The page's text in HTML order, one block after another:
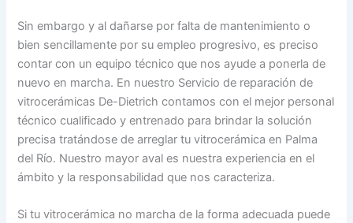
Sin embargo y al dañarse por falta de mantenimiento o
bien sencillamente por su empleo progresivo, es preciso
contar con un equipo técnico que nos ayude a ponerla de
nuevo en marcha. En nuestro Servicio de reparación de
vitrocerámicas De-Dietrich contamos con el mejor personal
técnico cualificado y entrenado para brindar la solución
precisa tratándose de arreglar tu vitrocerámica en Palma
del Río. Nuestro mayor aval es nuestra experiencia en el
ámbito y la responsabilidad que nos caracteriza.
Si tu vitrocerámica no marcha de la forma adecuada puede